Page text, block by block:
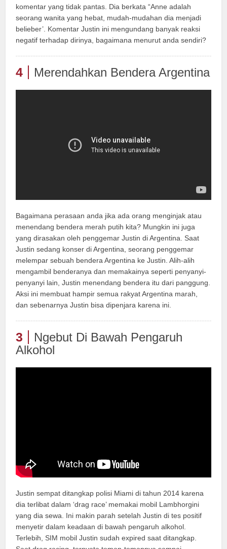
komentar yang tidak pantas. Dia berkata “Anne adalah
seorang wanita yang hebat, mudah-mudahan dia menjadi
belieber’. Komentar Justin ini mengundang banyak reaksi
negatif terhadap dirinya, bagaimana menurut anda sendiri?
4 Merendahkan Bendera Argentina
Bagaimana perasaan anda jika ada orang menginjak atau
menendang bendera merah putih kita? Mungkin ini juga
yang dirasakan oleh penggemar Justin di Argentina. Saat
Justin sedang konser di Argentina, seorang penggemar
melempar sebuah bendera Argentina ke Justin. Alih-alih
mengambil benderanya dan memakainya seperti penyanyi-
penyanyi lain, Justin menendang bendera itu dari panggung.
Aksi ini membuat hampir semua rakyat Argentina marah,
dan sebenarnya Justin bisa dipenjara karena ini.
3
Ngebut Di Bawah Pengaruh
Alkohol
Justin sempat ditangkap polisi Miami di tahun 2014 karena
dia terlibat dalam ‘drag race’ memakai mobil Lambhorgini
yang dia sewa. Ini makin parah setelah Justin di tes positif
menyetir dalam keadaan di bawah pengaruh alkohol.
Terlebih, SIM mobil Justin sudah expired saat ditangkap.